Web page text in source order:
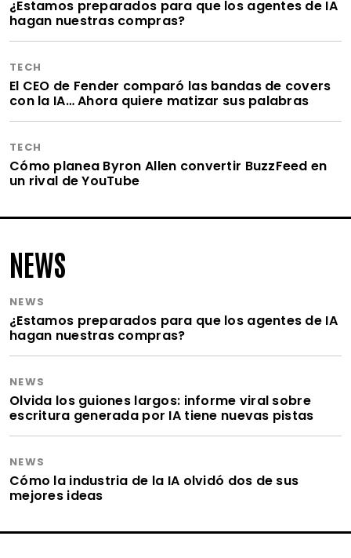
¿Estamos preparados para que los agentes de IA
hagan nuestras compras?
TECH
El CEO de Fender comparó las bandas de covers
con la IA… Ahora quiere matizar sus palabras
TECH
Cómo planea Byron Allen convertir BuzzFeed en
un rival de YouTube
NEWS
NEWS
¿Estamos preparados para que los agentes de IA
hagan nuestras compras?
NEWS
Olvida los guiones largos: informe viral sobre
escritura generada por IA tiene nuevas pistas
NEWS
Cómo la industria de la IA olvidó dos de sus
mejores ideas